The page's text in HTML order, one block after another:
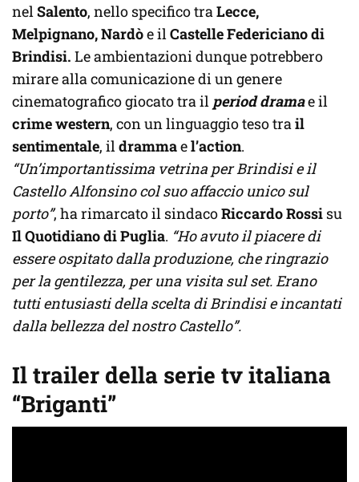
nelSalento, nello specifico traLecce,
Melpignano, Nardòe ilCastelle Federiciano di
Brindisi. Le ambientazioni dunque potrebbero
mirare alla comunicazione di un genere
cinematografico giocato tra il period dramae il
crime western, con un linguaggio teso trail
sentimentale, ildrammael’action.
“Un’importantissima vetrina per Brindisi e il
Castello Alfonsino col suo affaccio unico sul
porto”, ha rimarcato il sindacoRiccardo Rossi su
Il Quotidiano di Puglia. “Ho avuto il piacere di
essere ospitato dalla produzione, che ringrazio
per la gentilezza, per una visita sul set. Erano
tutti entusiasti della scelta di Brindisi e incantati
dalla bellezza del nostro Castello”.
Il trailer della serie tv italiana
“Briganti”